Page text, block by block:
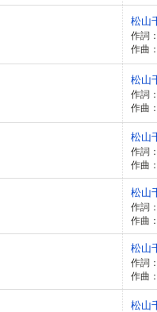
松山
作詞：
作曲：
松山
作詞：
作曲：
松山
作詞：
作曲：
松山
作詞：
作曲：
松山
作詞：
作曲：
松山